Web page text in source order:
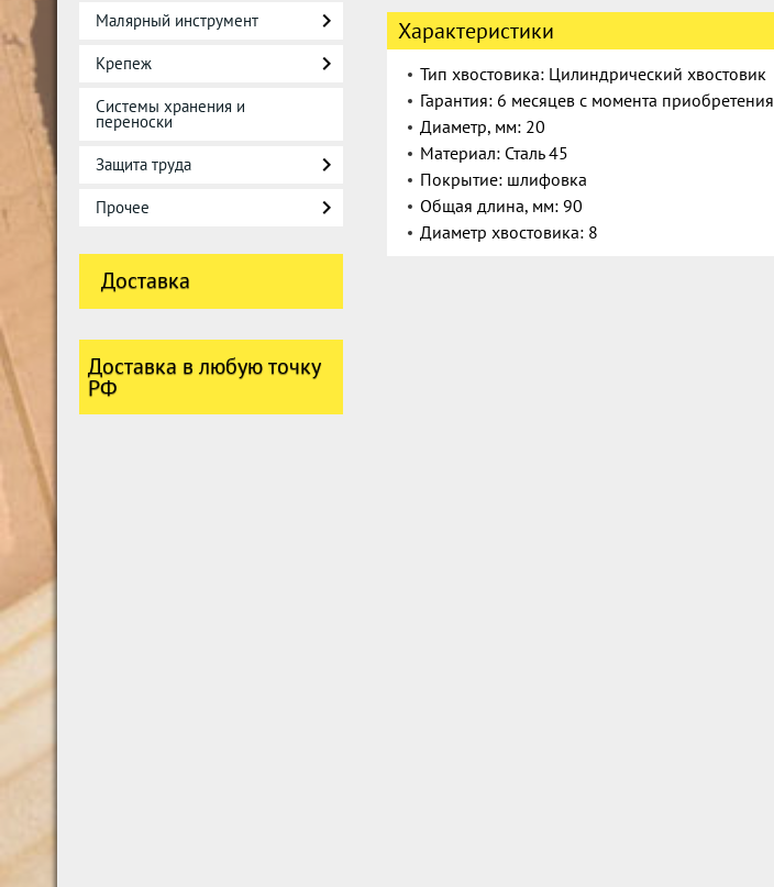
Малярный инструмент
Крепеж
Системы хранения и
переноски
Защита труда
Прочее
Доставка
Доставка в любую точку
РФ
Характеристики
Тип хвостовика: Цилиндрический хвостовик
Гарантия: 6 месяцев с момента приобретения
Диаметр, мм: 20
Материал: Сталь 45
Покрытие: шлифовка
Общая длина, мм: 90
Диаметр хвостовика: 8